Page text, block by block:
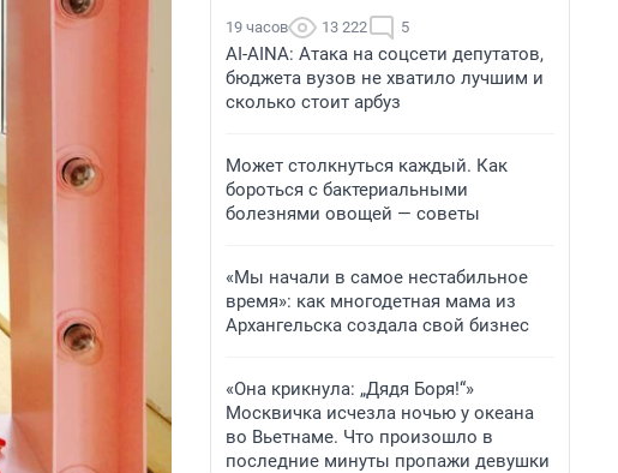
19 часов 13 222 5
AI-AINA: Атака на соцсети депутатов,
бюджета вузов не хватило лучшим и
сколько стоит арбуз
Может столкнуться каждый. Как
бороться с бактериальными
болезнями овощей — советы
«Мы начали в самое нестабильное
время»: как многодетная мама из
Архангельска создала свой бизнес
«Она крикнула: „Дядя Боря!“»
Москвичка исчезла ночью у океана
во Вьетнаме. Что произошло в
последние минуты пропажи девушки